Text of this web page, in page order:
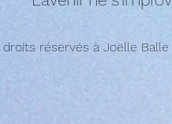
droits réservés à Joëlle